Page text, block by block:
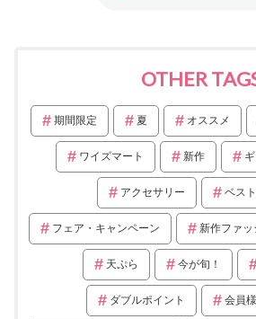
OTHER
期間限定 夏 オススメ
ワイズマート 新作
アクセサリー ベス
フェア・キャンペーン 新作ファッ
天ぷら 今が旬！
ダブルポイント 会員